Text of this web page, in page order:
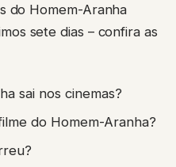
do Homem-Aranha
sete dias – confira as
sai nos cinemas?
do Homem-Aranha?